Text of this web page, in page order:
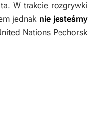
W trakcie rozgrywki
jednak nie jesteśmy
Nations Pechorsk